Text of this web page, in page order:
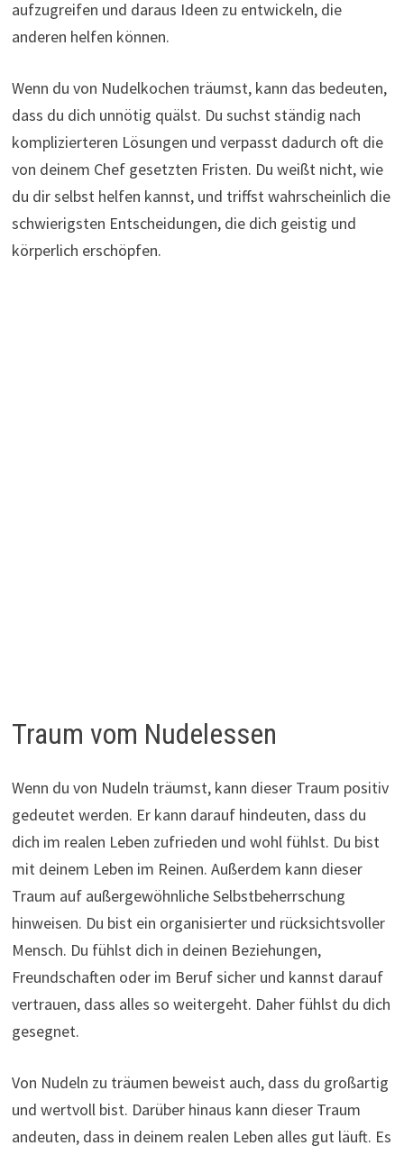
aufzugreifen und daraus Ideen zu entwickeln, die
anderen helfen können.
Wenn du von Nudelkochen träumst, kann das bedeuten,
dass du dich unnötig quälst. Du suchst ständig nach
komplizierteren Lösungen und verpasst dadurch oft die
von deinem Chef gesetzten Fristen. Du weißt nicht, wie
du dir selbst helfen kannst, und triffst wahrscheinlich die
schwierigsten Entscheidungen, die dich geistig und
körperlich erschöpfen.
Traum vom Nudelessen
Wenn du von Nudeln träumst, kann dieser Traum positiv
gedeutet werden. Er kann darauf hindeuten, dass du
dich im realen Leben zufrieden und wohl fühlst. Du bist
mit deinem Leben im Reinen. Außerdem kann dieser
Traum auf außergewöhnliche Selbstbeherrschung
hinweisen. Du bist ein organisierter und rücksichtsvoller
Mensch. Du fühlst dich in deinen Beziehungen,
Freundschaften oder im Beruf sicher und kannst darauf
vertrauen, dass alles so weitergeht. Daher fühlst du dich
gesegnet.
Von Nudeln zu träumen beweist auch, dass du großartig
und wertvoll bist. Darüber hinaus kann dieser Traum
andeuten, dass in deinem realen Leben alles gut läuft. Es